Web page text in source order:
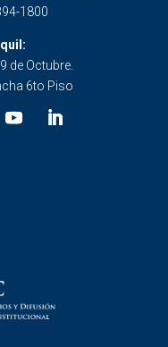
1800
de Octubre.
6to Piso